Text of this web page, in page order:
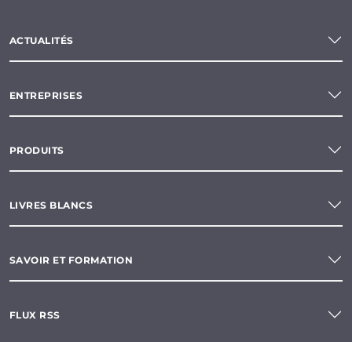
ACTUALITÉS
ENTREPRISES
PRODUITS
LIVRES BLANCS
SAVOIR ET FORMATION
FLUX RSS